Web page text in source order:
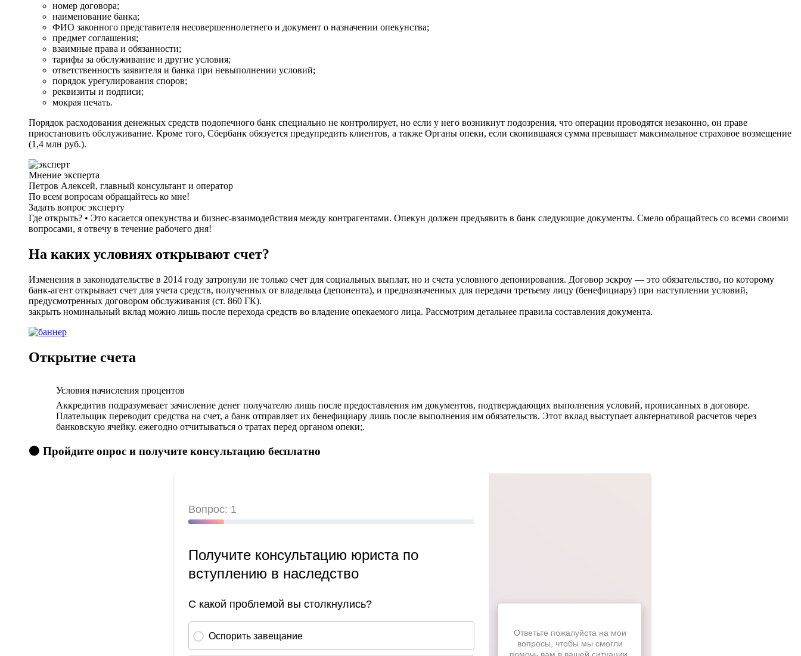
номер договора;
наименование банка;
ФИО законного представителя несовершеннолетнего и документ о назначении опекунства;
предмет соглашения;
взаимные права и обязанности;
тарифы за обслуживание и другие условия;
ответственность заявителя и банка при невыполнении условий;
порядок урегулирования споров;
реквизиты и подписи;
мокрая печать.
Порядок расходования денежных средств подопечного банк специально не контролирует, но если у него возникнут подозрения, что операции проводятся незаконно, он праве
приостановить обслуживание. Кроме того, Сбербанк обязуется предупредить клиентов, а также Органы опеки, если скопившаяся сумма превышает максимальное страховое возмещение
(1,4 млн руб.).
Мнение эксперта
Петров Алексей, главный консультант и оператор
По всем вопросам обращайтесь ко мне!
Задать вопрос эксперту
Где открыть? • Это касается опекунства и бизнес-взаимодействия между контрагентами. Опекун должен предъявить в банк следующие документы. Смело обращайтесь со всеми своими
вопросами, я отвечу в течение рабочего дня!
На каких условиях открывают счет?
Изменения в законодательстве в 2014 году затронули не только счет для социальных выплат, но и счета условного депонирования. Договор эскроу — это обязательство, по которому
банк-агент открывает счет для учета средств, полученных от владельца (депонента), и предназначенных для передачи третьему лицу (бенефициару) при наступлении условий,
предусмотренных договором обслуживания (ст. 860 ГК).
закрыть номинальный вклад можно лишь после перехода средств во владение опекаемого лица. Рассмотрим детальнее правила составления документа.
Открытие счета
Условия начисления процентов
Аккредитив подразумевает зачисление денег получателю лишь после предоставления им документов, подтверждающих выполнения условий, прописанных в договоре.
Плательщик переводит средства на счет, а банк отправляет их бенефициару лишь после выполнения им обязательств. Этот вклад выступает альтернативой расчетов через
банковскую ячейку. ежегодно отчитываться о тратах перед органом опеки;.
🟠 Пройдите опрос и получите консультацию бесплатно